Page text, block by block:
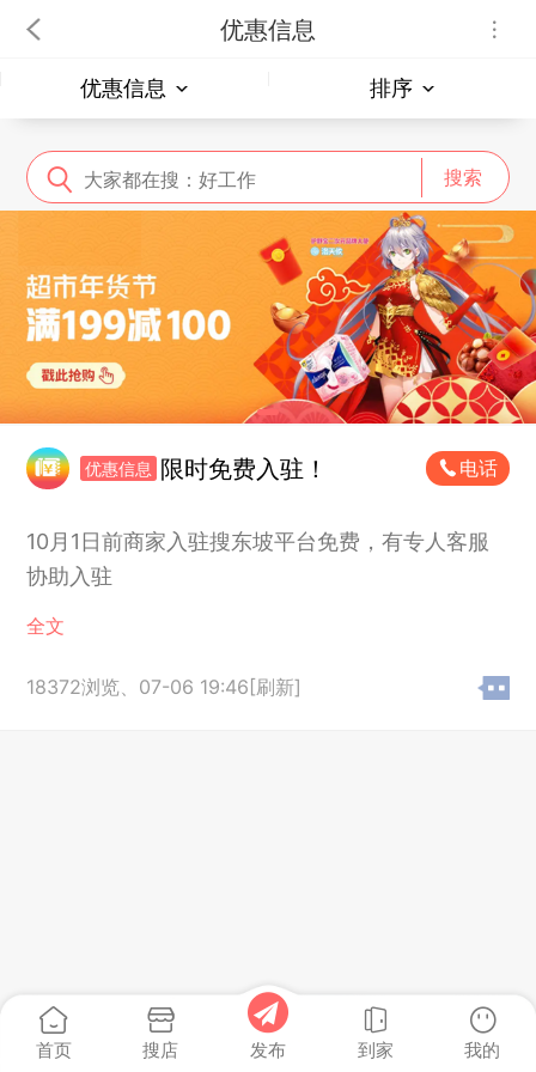
优惠信息
优惠信息 排序
搜索
优惠信息 限时免费入驻！ 电话
10月1日前商家入驻搜东坡平台免费，有专人客服
协助入驻
全文
18372浏览、 07-06 19:46[刷新]
首页 搜店 发布 到家 我的